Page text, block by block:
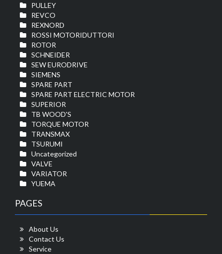
PULLEY
REVCO
REXNORD
ROSSI MOTORIDUTTORI
ROTOR
SCHNEIDER
SEW EURODRIVE
SIEMENS
SPARE PART
SPARE PART ELECTRIC MOTOR
SUPERIOR
TB WOOD'S
TORQUE MOTOR
TRANSMAX
TSURUMI
Uncategorized
VALVE
VARIATOR
YUEMA
PAGES
About Us
Contact Us
Service